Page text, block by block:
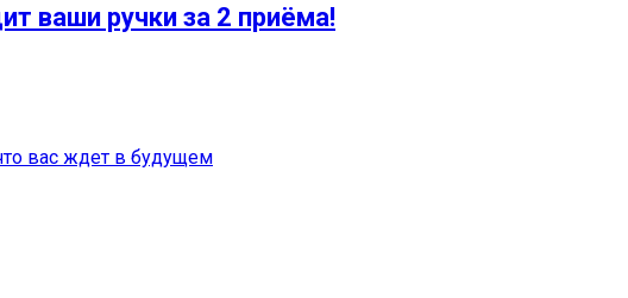
ваши ручки за 2 приёма!
вас ждет в будущем